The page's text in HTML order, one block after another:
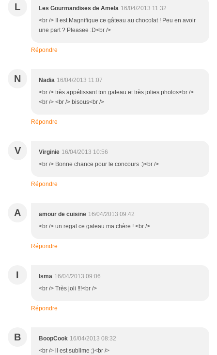
L Les Gourmandises de Amela 16/04/2013 11:32
<br /> Il est Magnifique ce gâteau au chocolat ! Peu en avoir
une part ? Pleasee :D<br />
Répondre
N Nadia 16/04/2013 11:07
<br /> très appétissant ton gateau et très jolies photos<br />
<br /> <br /> bisous<br />
Répondre
V Virginie 16/04/2013 10:56
<br /> Bonne chance pour le concours :)<br />
Répondre
A amour de cuisine 16/04/2013 09:42
<br /> un regal ce gateau ma chère ! <br />
Répondre
I Isma 16/04/2013 09:06
<br /> Très joli !!!<br />
Répondre
B BoopCook 16/04/2013 08:32
<br /> il est sublime ;)<br />